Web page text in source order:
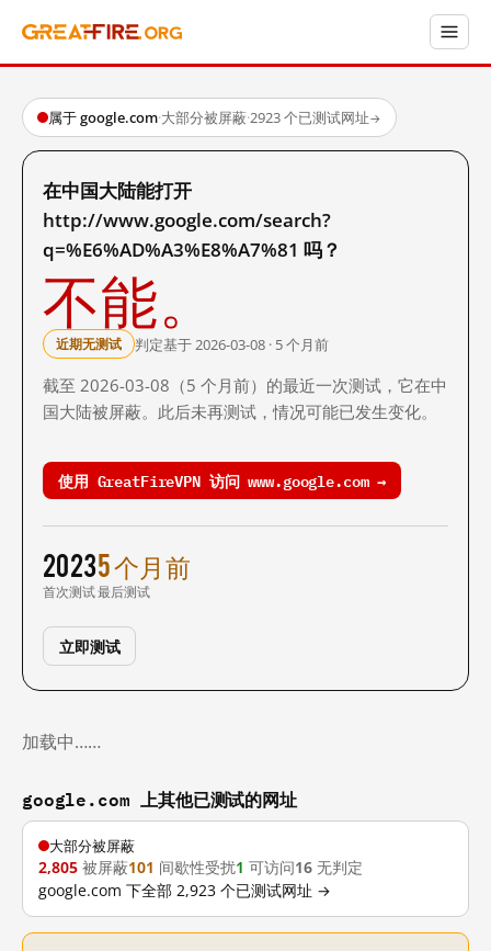
属于 google.com·大部分被屏蔽·2923 个已测试网址→
在中国大陆能打开
http://www.google.com/search?
q=%E6%AD%A3%E8%A7%81 吗？
不能。
近期无测试 判定基于 2026-03-08 · 5 个月前
截至 2026-03-08（5 个月前）的最近一次测试，它在中
国大陆被屏蔽。此后未再测试，情况可能已发生变化。
使用 GreatFireVPN 访问 www.google.com →
2023
首次测试
5 个月前
最后测试
立即测试
加载中……
google.com 上其他已测试的网址
大部分被屏蔽
2,805 被屏蔽101 间歇性受扰1 可访问16 无判定
google.com 下全部 2,923 个已测试网址 →